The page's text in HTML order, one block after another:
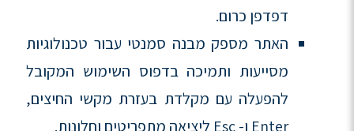
דפדפן כרום.
האתר מספק מבנה סמנטי עבור טכנולוגיות
מסייעות ותמיכה בדפוס השימוש המקובל
להפעלה עם מקלדת בעזרת מקשי החיצים,
Enter ו- Esc ליציאה מתפריטים וחלונות.